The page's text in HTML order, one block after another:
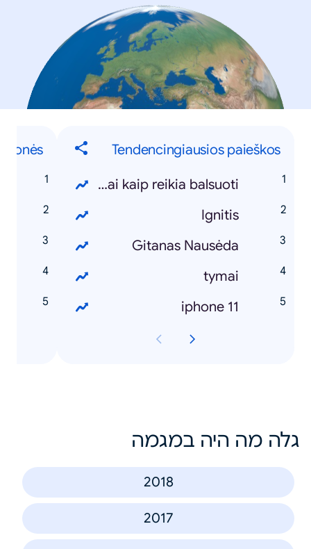
Tendencingiausios paieškos
rinkimai kaip reikia balsuoti
Ignitis
Gitanas Nausėda
tymai
iphone 11
גלה מה היה במגמה
2018
2017